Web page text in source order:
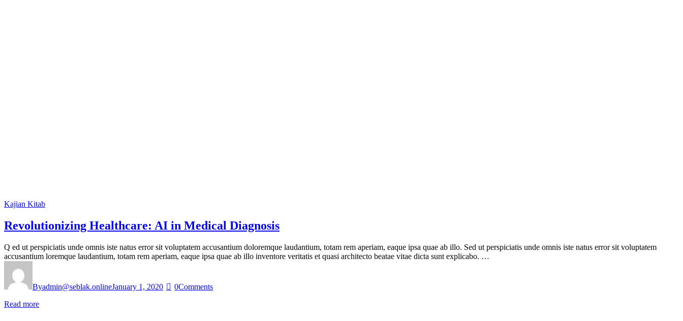
Kajian Kitab
Revolutionizing Healthcare: AI in Medical Diagnosis
Q ed ut perspiciatis unde omnis iste natus error sit voluptatem accusantium doloremque laudantium, totam rem aperiam, eaque ipsa quae ab illo. Sed ut perspiciatis unde omnis iste natus error sit voluptatem
accusantium loremque laudantium, totam rem aperiam, eaque ipsa quae ab illo inventore veritatis et quasi architecto beatae vitae dicta sunt explicabo. …
Byadmin@seblak.onlineJanuary 1, 2020 0Comments
Read more